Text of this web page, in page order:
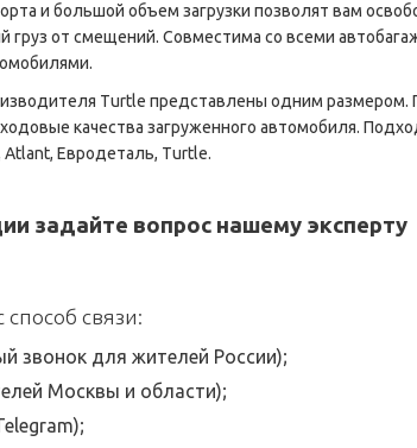
и большой объем загрузки позволят вам
от смещений. Совместима со всеми
Turtle представлены одним
качества загруженного автомобиля.
Atlant, Евродеталь, Turtle.
задайте вопрос нашему эксперту
связи:
звонок для жителей России);
Москвы и области);